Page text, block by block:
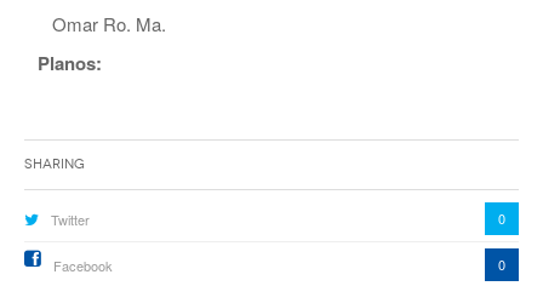
Omar Ro. Ma.
Planos:
Sharing
Twitter 0
Facebook 0